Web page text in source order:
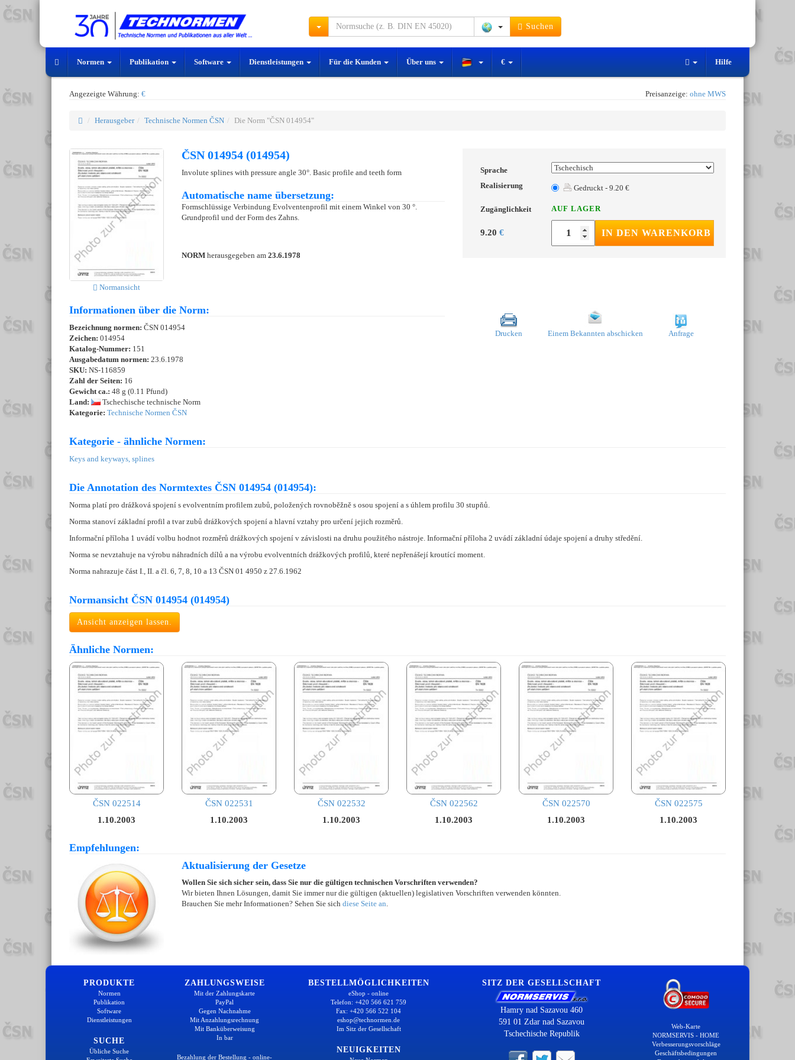
Suchen
Normen Publikation Software Dienstleistungen Für die Kunden Über uns € Hilfe
Angezeigte Währung: € Preisanzeige: ohne MWS
Herausgeber Technische Normen ČSN Die Norm "ČSN 014954"
Normansicht
ČSN 014954 (014954)
Involute splines with pressure angle 30°. Basic profile and teeth form
Automatische name übersetzung:
Formschlüssige Verbindung Evolventenprofil mit einem Winkel von 30 °.
Grundprofil und der Form des Zahns.
NORM herausgegeben am 23.6.1978
Sprache
Realisierung
Gedruckt - 9.20 €
Zugänglichkeit AUF LAGER
9.20 € IN DEN WARENKORB
Informationen über die Norm:
Bezeichnung normen: ČSN 014954
Zeichen: 014954
Katalog-Nummer: 151
Ausgabedatum normen: 23.6.1978
SKU: NS-116859
Zahl der Seiten: 16
Gewicht ca.: 48 g (0.11 Pfund)
Land:
Tschechische technische Norm
Kategorie: Technische Normen ČSN
Drucken Einem Bekannten abschicken Anfrage
Kategorie - ähnliche Normen:
Keys and keyways, splines
Die Annotation des Normtextes ČSN 014954 (014954):
Norma platí pro drážková spojení s evolventním profilem zubů, položených rovnoběžně s osou spojení a s úhlem profilu 30 stupňů.
Norma stanoví základní profil a tvar zubů drážkových spojení a hlavní vztahy pro určení jejich rozměrů.
Informační příloha 1 uvádí volbu hodnot rozměrů drážkových spojení v závislosti na druhu použitého nástroje. Informační příloha 2 uvádí základní údaje spojení a druhy středění.
Norma se nevztahuje na výrobu náhradních dílů a na výrobu evolventních drážkových profilů, které nepřenášejí kroutící moment.
Norma nahrazuje část I., II. a čl. 6, 7, 8, 10 a 13 ČSN 01 4950 z 27.6.1962
Normansicht ČSN 014954 (014954)
Ansicht anzeigen lassen.
Ähnliche Normen:
ČSN 022514
1.10.2003
ČSN 022531
1.10.2003
ČSN 022532
1.10.2003
ČSN 022562
1.10.2003
ČSN 022570
1.10.2003
ČSN 022575
1.10.2003
Empfehlungen:
Aktualisierung der Gesetze
Wollen Sie sich sicher sein, dass Sie nur die gültigen technischen Vorschriften verwenden?
Wir bieten Ihnen Lösungen, damit Sie immer nur die gültigen (aktuellen) legislativen Vorschriften verwenden könnten.
Brauchen Sie mehr Informationen? Sehen Sie sich diese Seite an.
PRODUKTE
Normen
Publikation
Software
Dienstleistungen
SUCHE
Übliche Suche
ZAHLUNGSWEISE
Mit der Zahlungskarte
PayPal
Gegen Nachnahme
Mit Anzahlungsrechnung
Mit Banküberweisung
In bar
Bezahlung der Bestellung - online-
BESTELLMÖGLICHKEITEN
eShop - online
Telefon: +420 566 621 759
Fax: +420 566 522 104
eshop@technormen.de
Im Sitz der Gesellschaft
NEUIGKEITEN
SITZ DER GESELLSCHAFT
Hamry nad Sazavou 460
591 01 Zdar nad Sazavou
Tschechische Republik
Web-Karte
NORMSERVIS - HOME
Verbesserungsvorschläge
Geschäftsbedingungen